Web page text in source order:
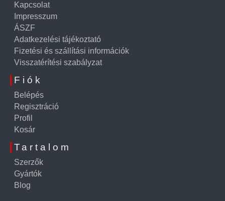
Kapcsolat
Impresszum
ÁSZF
Adatkezelési tájékoztató
Fizetési és szállítási információk
Visszatérítési szabályzat
Fiók
Belépés
Regisztráció
Profil
Kosár
Tartalom
Szerzők
Gyártók
Blog